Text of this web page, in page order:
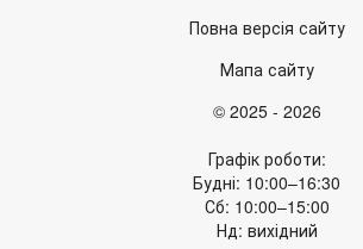
Повна версія сайту
Мапа сайту
© 2025 - 2026
Графік роботи:
Будні: 10:00–16:30
Сб: 10:00–15:00
Нд: вихідний